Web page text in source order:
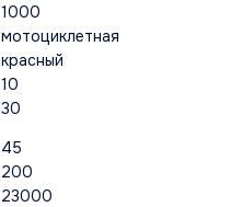
1000
мотоциклетная
красный
10
30
45
200
23000